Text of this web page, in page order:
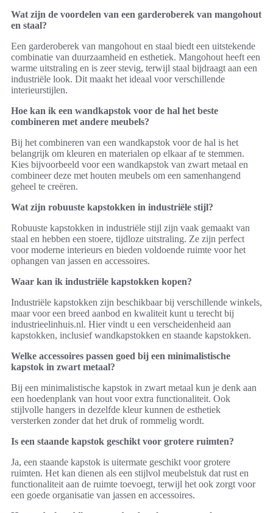
Wat zijn de voordelen van een garderoberek van mangohout
en staal?
Een garderoberek van mangohout en staal biedt een uitstekende
combinatie van duurzaamheid en esthetiek. Mangohout heeft een
warme uitstraling en is zeer stevig, terwijl staal bijdraagt aan een
industriële look. Dit maakt het ideaal voor verschillende
interieurstijlen.
Hoe kan ik een wandkapstok voor de hal het beste
combineren met andere meubels?
Bij het combineren van een wandkapstok voor de hal is het
belangrijk om kleuren en materialen op elkaar af te stemmen.
Kies bijvoorbeeld voor een wandkapstok van zwart metaal en
combineer deze met houten meubels om een samenhangend
geheel te creëren.
Wat zijn robuuste kapstokken in industriële stijl?
Robuuste kapstokken in industriële stijl zijn vaak gemaakt van
staal en hebben een stoere, tijdloze uitstraling. Ze zijn perfect
voor moderne interieurs en bieden voldoende ruimte voor het
ophangen van jassen en accessoires.
Waar kan ik industriële kapstokken kopen?
Industriële kapstokken zijn beschikbaar bij verschillende winkels,
maar voor een breed aanbod en kwaliteit kunt u terecht bij
industrieelinhuis.nl. Hier vindt u een verscheidenheid aan
kapstokken, inclusief wandkapstokken en staande kapstokken.
Welke accessoires passen goed bij een minimalistische
kapstok in zwart metaal?
Bij een minimalistische kapstok in zwart metaal kun je denk aan
een hoedenplank van hout voor extra functionaliteit. Ook
stijlvolle hangers in dezelfde kleur kunnen de esthetiek
versterken zonder dat het druk of rommelig wordt.
Is een staande kapstok geschikt voor grotere ruimten?
Ja, een staande kapstok is uitermate geschikt voor grotere
ruimten. Het kan dienen als een stijlvol meubelstuk dat rust en
functionaliteit aan de ruimte toevoegt, terwijl het ook zorgt voor
een goede organisatie van jassen en accessoires.